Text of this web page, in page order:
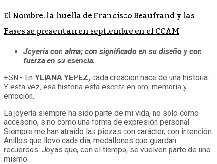
El Nombre. la huella de Francisco Beaufrand y las
Fases se presentan en septiembre en el CCAM
Joyeria con alma; con significado en su diseño y con
fuerza en su esencia.
+SN.- En YLIANA YEPEZ, cada creación nace de una historia.
Y esta vez, esa historia está escrita en oro, memoria y
emoción.
La joyería siempre ha sido parte de mi vida, no solo como
accesorio, sino como una forma de expresión personal.
Siempre me han atraído las piezas con carácter, con intención.
Anillos que llevo cada día, medallones que guardan
recuerdos. Joyas que, con el tiempo, se vuelven parte de uno
mismo.